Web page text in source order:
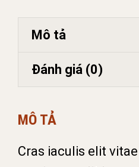
Mô tả
Đánh giá (0)
MÔ TẢ
Cras iaculis elit